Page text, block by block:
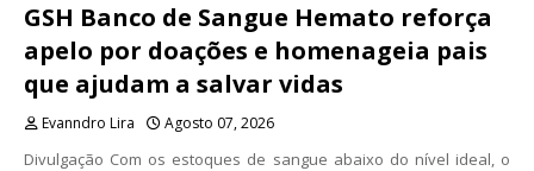
GSH Banco de Sangue Hemato reforça
apelo por doações e homenageia pais
que ajudam a salvar vidas
Evanndro Lira Agosto 07, 2026
Divulgação Com os estoques de sangue abaixo do nível ideal, o